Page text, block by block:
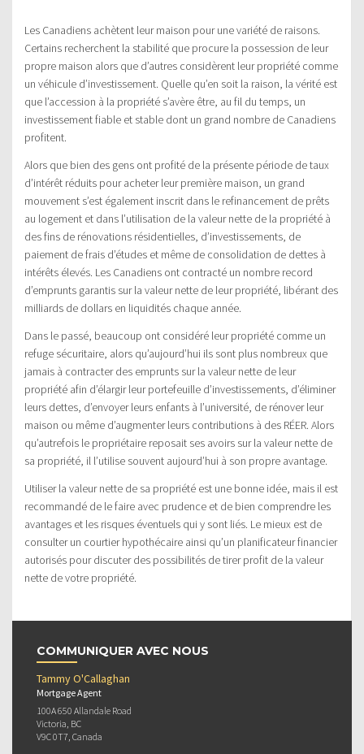
Les Canadiens achètent leur maison pour une variété de raisons.
Certains recherchent la stabilité que procure la possession de leur
propre maison alors que d’autres considèrent leur propriété comme
un véhicule d’investissement. Quelle qu’en soit la raison, la vérité est
que l’accession à la propriété s’avère être, au fil du temps, un
investissement fiable et stable dont un grand nombre de Canadiens
profitent.
Alors que bien des gens ont profité de la présente période de taux
d’intérêt réduits pour acheter leur première maison, un grand
mouvement s’est également inscrit dans le refinancement de prêts
au logement et dans l’utilisation de la valeur nette de la propriété à
des fins de rénovations résidentielles, d’investissements, de
paiement de frais d’études et même de consolidation de dettes à
intérêts élevés. Les Canadiens ont contracté un nombre record
d’emprunts garantis sur la valeur nette de leur propriété, libérant des
milliards de dollars en liquidités chaque année.
Dans le passé, beaucoup ont considéré leur propriété comme un
refuge sécuritaire, alors qu’aujourd’hui ils sont plus nombreux que
jamais à contracter des emprunts sur la valeur nette de leur
propriété afin d’élargir leur portefeuille d’investissements, d’éliminer
leurs dettes, d’envoyer leurs enfants à l’université, de rénover leur
maison ou même d’augmenter leurs contributions à des RÉER. Alors
qu’autrefois le propriétaire reposait ses avoirs sur la valeur nette de
sa propriété, il l’utilise souvent aujourd’hui à son propre avantage.
Utiliser la valeur nette de sa propriété est une bonne idée, mais il est
recommandé de le faire avec prudence et de bien comprendre les
avantages et les risques éventuels qui y sont liés. Le mieux est de
consulter un courtier hypothécaire ainsi qu’un planificateur financier
autorisés pour discuter des possibilités de tirer profit de la valeur
nette de votre propriété.
COMMUNIQUER AVEC NOUS
Tammy O'Callaghan
Mortgage Agent
100A 650 Allandale Road
Victoria, BC
V9C 0T7, Canada